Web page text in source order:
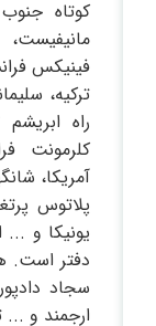
کوتاه
فینیکس
ترکیه،
راه ابریشم
کلرمونت
آمریکا،
پلاتوس
یونیکا و ...
دفتر است.
سجاد
ارجمند و